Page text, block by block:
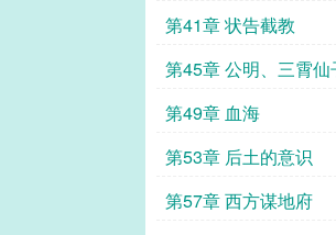
第41章 状告截教
第45章 公明、三霄
第49章 血海
第53章 后土的意识
第57章 西方谋地府